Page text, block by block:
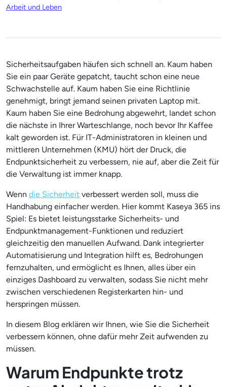
Arbeit und Leben
Sicherheitsaufgaben häufen sich schnell an. Kaum haben
Sie ein paar Geräte gepatcht, taucht schon eine neue
Schwachstelle auf. Kaum haben Sie eine Richtlinie
genehmigt, bringt jemand seinen privaten Laptop mit.
Kaum haben Sie eine Bedrohung abgewehrt, landet schon
die nächste in Ihrer Warteschlange, noch bevor Ihr Kaffee
kalt geworden ist. Für IT-Administratoren in kleinen und
mittleren Unternehmen (KMU) hört der Druck, die
Endpunktsicherheit zu verbessern, nie auf, aber die Zeit für
die Verwaltung ist immer knapp.
Wenn die Sicherheit verbessert werden soll, muss die
Handhabung einfacher werden. Hier kommt Kaseya 365 ins
Spiel: Es bietet leistungsstarke Sicherheits- und
Endpunktmanagement-Funktionen und reduziert
gleichzeitig den manuellen Aufwand. Dank integrierter
Automatisierung und Integration hilft es, Bedrohungen
fernzuhalten, und ermöglicht es Ihnen, alles über ein
einziges Dashboard zu verwalten, sodass Sie nicht mehr
zwischen verschiedenen Registerkarten hin- und
herspringen müssen.
In diesem Blog erklären wir Ihnen, wie Sie die Sicherheit
verbessern können, ohne dafür mehr Zeit aufwenden zu
müssen.
Warum Endpunkte trotz